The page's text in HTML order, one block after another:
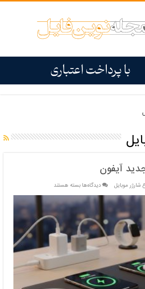
آیفون
شارژر موبایل دیدگاه‌هابرای
شارژرهای
نسل
جدید
آیفون
بسته هستند